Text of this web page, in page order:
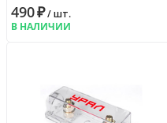
490₽/ шт.
В НАЛИЧИИ